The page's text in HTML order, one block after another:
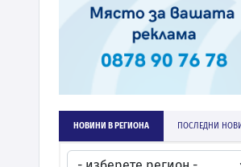
НОВИНИ В РЕГИОНА ПОСЛЕДНИ